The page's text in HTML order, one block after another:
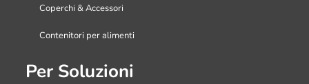
Coperchi & Accessori
Contenitori per alimenti
Per Soluzioni